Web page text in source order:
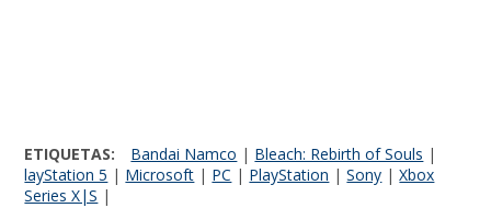
ETIQUETAS: Bandai Namco | Bleach: Rebirth of Souls |
layStation 5 | Microsoft | PC | PlayStation |Sony |Xbox
Series X|S |